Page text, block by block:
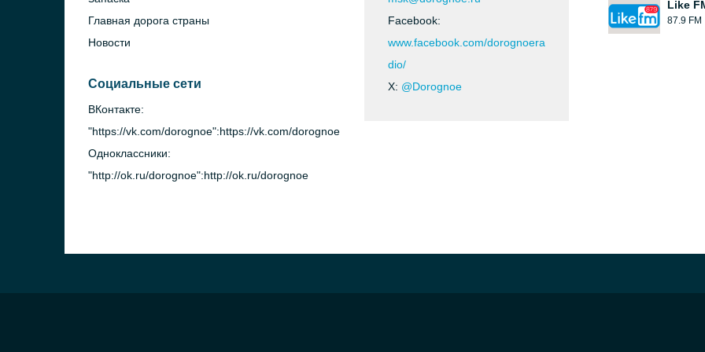
Главная дорога страны
Новости
Социальные сети
ВКонтакте:
"https://vk.com/dorognoe":https://vk.com/dorognoe
Одноклассники:
"http://ok.ru/dorognoe":http://ok.ru/dorognoe
Facebook:
www.facebook.com/dorognoera
dio/
X: @Dorognoe
Like
87.9 FM